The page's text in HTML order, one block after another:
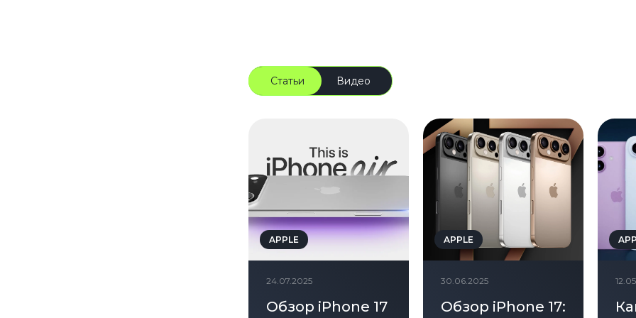
Статьи Видео
APPLE
24.07.2025
Обзор iPhone 17
APPLE
30.06.2025
Обзор iPhone 17: